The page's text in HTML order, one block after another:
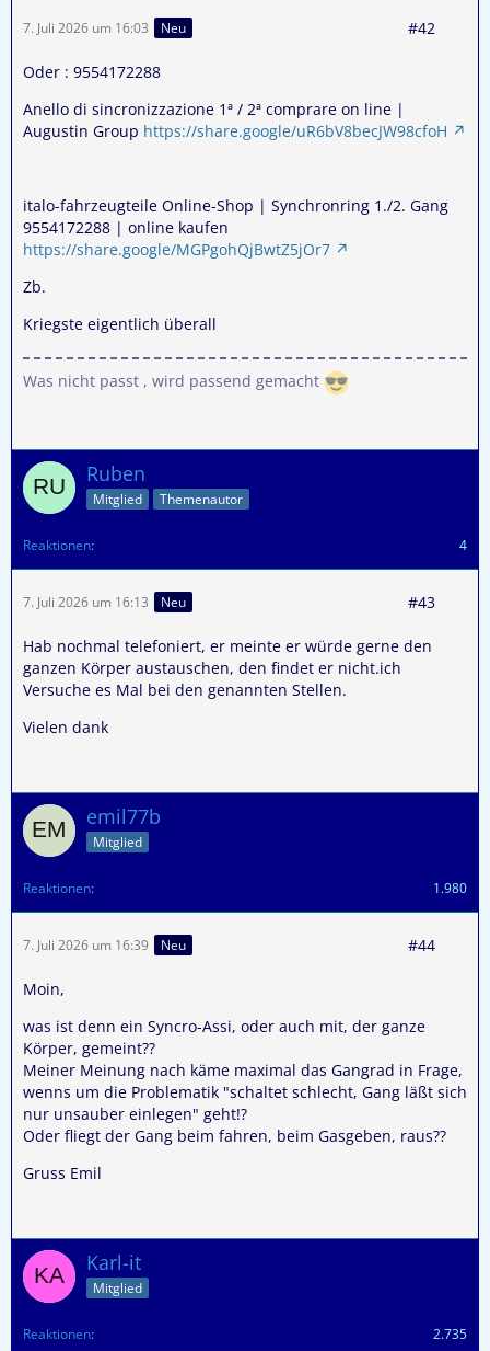
7. Juli 2026 um 16:03 Neu #42
Oder : 9554172288
Anello di sincronizzazione 1ª / 2ª comprare on line |
Augustin Group https://share.google/uR6bV8becJW98cfoH
italo-fahrzeugteile Online-Shop | Synchronring 1./2. Gang
9554172288 | online kaufen
https://share.google/MGPgohQjBwtZ5jOr7
Zb.
Kriegste eigentlich überall
Was nicht passt , wird passend gemacht
Ruben
Mitglied Themenautor
Reaktionen 4
7. Juli 2026 um 16:13 Neu #43
Hab nochmal telefoniert, er meinte er würde gerne den
ganzen Körper austauschen, den findet er nicht.ich
Versuche es Mal bei den genannten Stellen.
Vielen dank
emil77b
Mitglied
Reaktionen 1.980
7. Juli 2026 um 16:39 Neu #44
Moin,
was ist denn ein Syncro-Assi, oder auch mit, der ganze
Körper, gemeint??
Meiner Meinung nach käme maximal das Gangrad in Frage,
wenns um die Problematik "schaltet schlecht, Gang läßt sich
nur unsauber einlegen" geht!?
Oder fliegt der Gang beim fahren, beim Gasgeben, raus??
Gruss Emil
Karl-it
Mitglied
Reaktionen 2.735